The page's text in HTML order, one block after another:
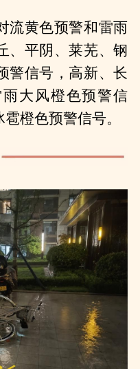
流黄色预警和雷雨
、平阴、莱芜、钢
警信号，高新、长
大风橙色预警信
橙色预警信号。